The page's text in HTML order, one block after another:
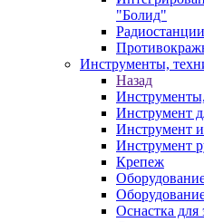
"Болид"
Радиостанции
Инструменты,
Назад
Инструмент
Инструмент
Инструмент
Крепеж
Оснастка для